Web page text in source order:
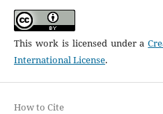
This work is licensed under a
International License.
How to Cite